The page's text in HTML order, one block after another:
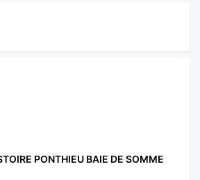
PONTHIEU BAIE DE SOMME